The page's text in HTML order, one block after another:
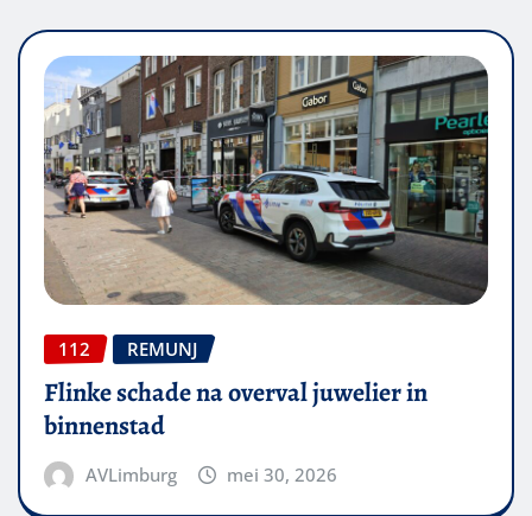
112 REMUNJ
Flinke schade na overval juwelier in
binnenstad
AVLimburg mei 30, 2026